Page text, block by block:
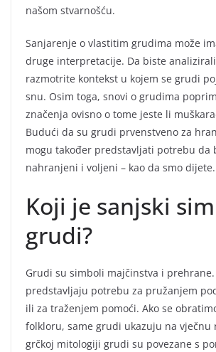
našom stvarnošću.
Sanjarenje o vlastitim grudima može
druge interpretacije. Da biste
razmotrite kontekst u kojem se grudi
snu. Osim toga, snovi o grudima
značenja ovisno o tome jeste li
Budući da su grudi prvenstveno za
mogu također predstavljati potrebu da
nahranjeni i voljeni – kao da smo dijete.
Koji je sanjski
grudi?
Grudi su simboli majčinstva i
predstavljaju potrebu za pružanjem
ili za traženjem pomoći. Ako se
folkloru, same grudi ukazuju na vječnu
grčkoj mitologiji grudi su povezane s